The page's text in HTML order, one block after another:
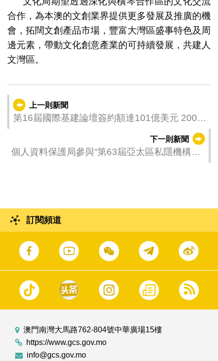
合作，為本澳的文創業界提供更多發展及推廣的機
會，拓闊文創產品市場，豐富大灣區盛事特色及周
邊元素，帶動文化創意產業的可持續發展，共建人
文灣區。
上一則新聞
第16屆國際基建論壇簽約額達101億美元 200多
下一則新聞
個人資料保護局參與“第63屆亞太區私隱機構組
訂閱頻道
澳門南灣大馬路762-804號中華廣場15樓
https://www.gcs.gov.mo
info@gcs.gov.mo